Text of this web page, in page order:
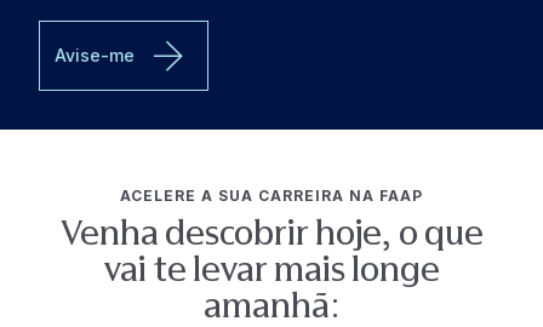
Avise-me
ACELERE A SUA CARREIRA NA FAAP
Venha descobrir hoje, o que
vai te levar mais longe
amanhã: